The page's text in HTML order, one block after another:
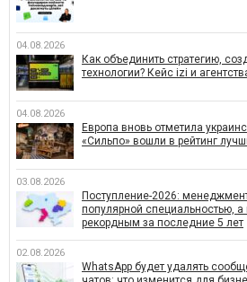
04.08.2026
Как объединить стратегию,
технологии? Кейс izi и
04.08.2026
Европа вновь отметила
«Сильпо» вошли в рейтинг
03.08.2026
Поступление-2026:
популярной специальностью,
рекордным за последние 5 лет
02.08.2026
WhatsApp будет удалять